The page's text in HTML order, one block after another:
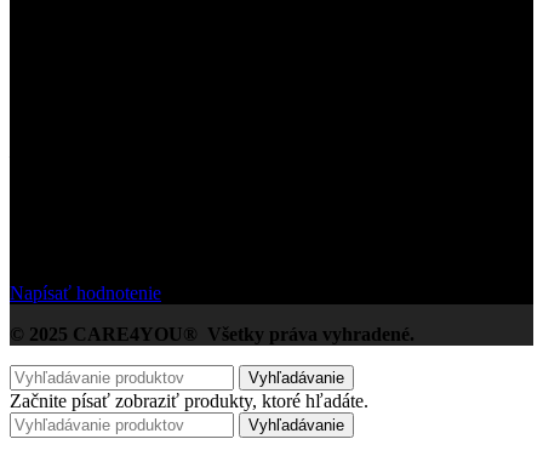
Napísať hodnotenie
© 2025 CARE4YOU® Všetky práva vyhradené.
Vyhľadávanie
Začnite písať zobraziť produkty, ktoré hľadáte.
Vyhľadávanie